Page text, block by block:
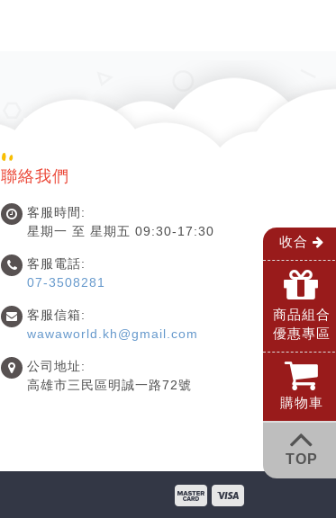
聯絡我們
客服時間:
星期一 至 星期五 09:30-17:30
客服電話:
07-3508281
客服信箱:
wawaworld.kh@gmail.com
公司地址:
高雄市三民區明誠一路72號
收合
商品組合
優惠專區
購物車
TOP